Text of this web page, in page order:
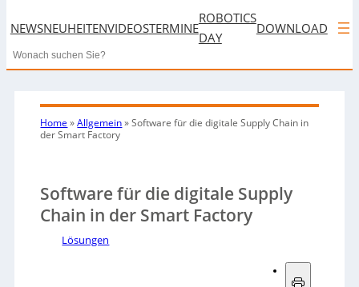
NEWSNEUHEITENVIDEOSTERMINE
ROBOTICS
DAY
DOWNLOAD
Search
Home »Allgemein»Software für die digitale Supply Chain in
der Smart Factory
Software für die digitale Supply
Chain in der Smart Factory
Lösungen